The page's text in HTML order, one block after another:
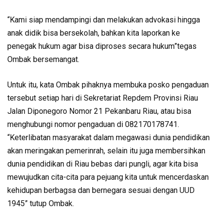
“Kami siap mendampingi dan melakukan advokasi hingga
anak didik bisa bersekolah, bahkan kita laporkan ke
penegak hukum agar bisa diproses secara hukum”tegas
Ombak bersemangat.
Untuk itu, kata Ombak pihaknya membuka posko pengaduan
tersebut setiap hari di Sekretariat Repdem Provinsi Riau
Jalan Diponegoro Nomor 21 Pekanbaru Riau, atau bisa
menghubungi nomor pengaduan di 082170178741.
“Keterlibatan masyarakat dalam megawasi dunia pendidikan
akan meringakan pemerinrah, selain itu juga membersihkan
dunia pendidikan di Riau bebas dari pungli, agar kita bisa
mewujudkan cita-cita para pejuang kita untuk mencerdaskan
kehidupan berbagsa dan bernegara sesuai dengan UUD
1945” tutup Ombak.